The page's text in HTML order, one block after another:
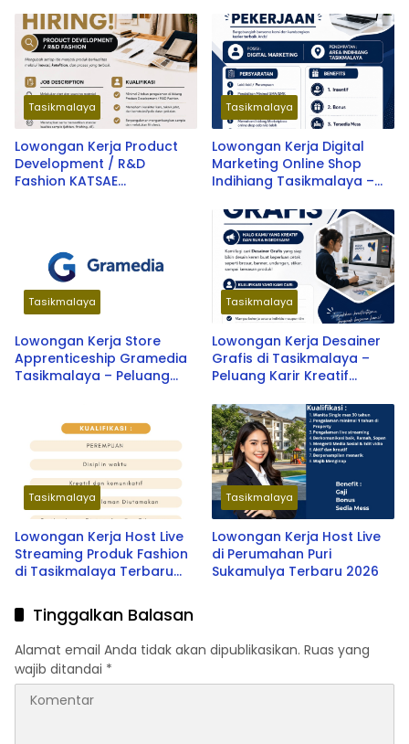
Tasikmalaya
Lowongan Kerja Product
Development / R&D
Fashion KATSAE
Tasikmalaya
Lowongan Kerja Digital
Marketing Online Shop
Indihiang Tasikmalaya –
Tasikmalaya
Lowongan Kerja Store
Apprenticeship Gramedia
Tasikmalaya – Peluang
Tasikmalaya
Lowongan Kerja Desainer
Grafis di Tasikmalaya –
Peluang Karir Kreatif
Tasikmalaya
Lowongan Kerja Host Live
Streaming Produk Fashion
di Tasikmalaya Terbaru
Tasikmalaya
Lowongan Kerja Host Live
di Perumahan Puri
Sukamulya Terbaru 2026
Tinggalkan Balasan
Alamat email Anda tidak akan dipublikasikan. Ruas yang
wajib ditandai *